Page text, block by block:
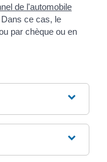
de l'automobile
ce cas, le
par chèque ou en